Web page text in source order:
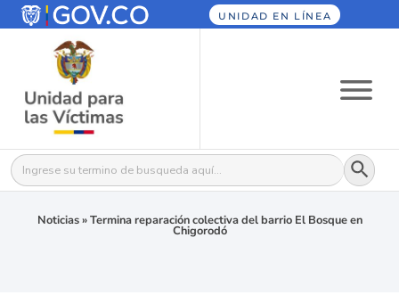
UNIDAD EN LÍNEA
Buscar: Botón
Noticias»Termina reparación colectiva del barrio El Bosque en
Chigorodó